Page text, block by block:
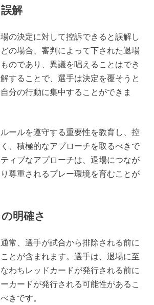
解
の決定に対して控訴できると誤解し
の場合、審判によって下された退場
のであり、異議を唱えることはでき
することで、選手は決定を覆そうと
分の行動に集中することができま
ールを遵守する重要性を教育し、控
、積極的なアプローチを取るべきで
ィブなアプローチは、退場につなが
尊重されるプレー環境を育むことが
明確さ
常、選手が試合から排除される前に
とが含まれます。選手は、退場に至
わちレッドカードが発行される前に
カードが発行される可能性があるこ
きです。